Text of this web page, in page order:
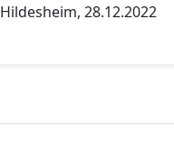
28.12.2022